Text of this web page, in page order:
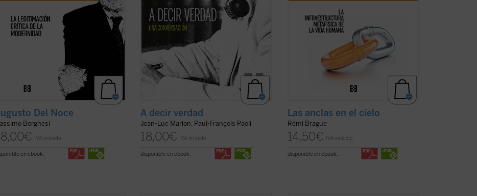
Del Noce
Borghesi
€ IVA incluido
en ebook:
A decir verdad
Jean-Luc Marion, Paul-François Paoli
18,00€ IVA incluido
disponible en ebook:
Las anclas en el cielo
Rémi Brague
14,50€ IVA incluido
disponible en ebook: